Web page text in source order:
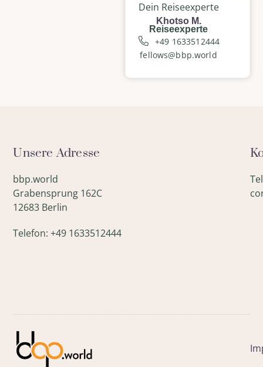
Dein Reiseexperte
Khotso M.
Reiseexperte
+49 1633512444
fellows@bbp.world
Unsere Adresse
bbp.world
Grabensprung 162C
12683 Berlin
Telefon: +49 1633512444